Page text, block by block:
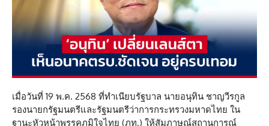
เมื่อวันที่ 19 พ.ค. 2568 ที่ทำเนียบรัฐบาล นายอนุทิน ชาญวีรกูล
รองนายกรัฐมนตรีและรัฐมนตรีว่าการกระทรวงมหาดไทย ใน
ฐานะหัวหน้าพรรคภูมิใจไทย (ภท.) ให้สัมภาษณ์สถานการณ์